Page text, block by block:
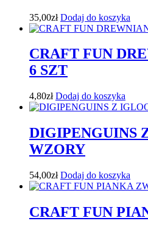
35,00zł Dodaj do koszyka
CRAFT FUN
6 SZT
4,80zł Dodaj do koszyka
DIGIPENGUINS
WZORY
54,00zł Dodaj do koszyka
CRAFT FUN